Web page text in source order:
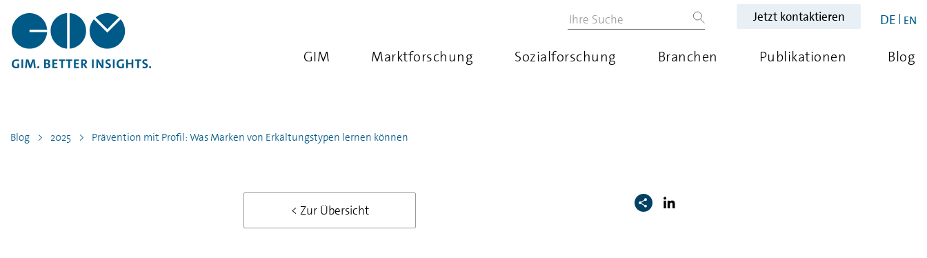
Jetzt kontaktieren DE EN
GIM Marktforschung Sozialforschung Branchen Publikationen Blog
Blog 2025 Prävention mit Profil: Was Marken von Erkältungstypen lernen können
< Zur Übersicht